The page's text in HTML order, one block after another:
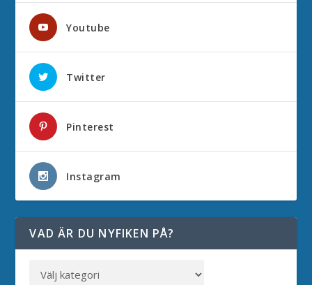
Youtube
Twitter
Pinterest
Instagram
VAD ÄR DU NYFIKEN PÅ?